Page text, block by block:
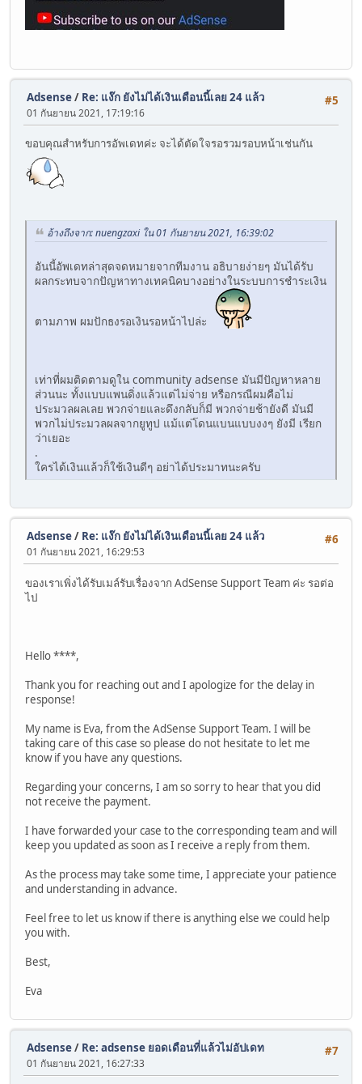
#5
Adsense/ Re: แง๊ก ยังไม่ได้เงินเดือนนี้เลย 24 แล้ว
01 กันยายน 2021, 17:19:16
ขอบคุณสำหรับการอัพเดทค่ะ จะได้ตัดใจรอรวมรอบหน้าเช่นกัน
อ้างถึงจาก: nuengzaxi ใน 01 กันยายน 2021, 16:39:02
อันนี้อัพเดทล่าสุดจดหมายจากทีมงาน อธิบายง่ายๆ มันได้รับ
ผลกระทบจากปัญหาทางเทคนิคบางอย่างในระบบการชำระเงิน
ตามภาพ ผมปักธงรอเงินรอหน้าไปล่ะ
เท่าที่ผมติดตามดูใน community adsense มันมีปัญหาหลาย
ส่วนนะ ทั้งแบบแพนดิ่งแล้วแต่ไม่จ่าย หรือกรณีผมคือไม่
ประมวลผลเลย พวกจ่ายและดึงกลับก็มี พวกจ่ายช้ายังดี มันมี
พวกไม่ประมวลผลจากยูทูป แม้แต่โดนแบนแบบงงๆ ยังมี เรียก
ว่าเยอะ
.
ใครได้เงินแล้วก็ใช้เงินดีๆ อย่าได้ประมาทนะครับ
#6
Adsense/ Re: แง๊ก ยังไม่ได้เงินเดือนนี้เลย 24 แล้ว
01 กันยายน 2021, 16:29:53
ของเราเพิ่งได้รับเมล์รับเรื่องจาก AdSense Support Team ค่ะ รอต่อ
ไป
Hello ****,
Thank you for reaching out and I apologize for the delay in
response!
My name is Eva, from the AdSense Support Team. I will be
taking care of this case so please do not hesitate to let me
know if you have any questions.
Regarding your concerns, I am so sorry to hear that you did
not receive the payment.
I have forwarded your case to the corresponding team and will
keep you updated as soon as I receive a reply from them.
As the process may take some time, I appreciate your patience
and understanding in advance.
Feel free to let us know if there is anything else we could help
you with.
Best,
Eva
#7
Adsense/ Re: adsense ยอดเดือนที่แล้วไม่อัปเดท
01 กันยายน 2021, 16:27:33